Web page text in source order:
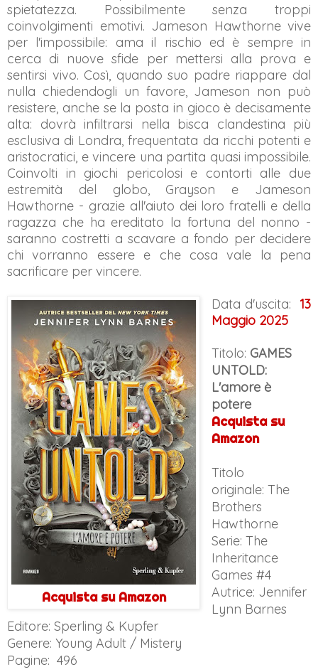
spietatezza. Possibilmente senza troppi
coinvolgimenti emotivi. Jameson Hawthorne vive
per l'impossibile: ama il rischio ed è sempre in
cerca di nuove sfide per mettersi alla prova e
sentirsi vivo. Così, quando suo padre riappare dal
nulla chiedendogli un favore, Jameson non può
resistere, anche se la posta in gioco è decisamente
alta: dovrà infiltrarsi nella bisca clandestina più
esclusiva di Londra, frequentata da ricchi potenti e
aristocratici, e vincere una partita quasi impossibile.
Coinvolti in giochi pericolosi e contorti alle due
estremità del globo, Grayson e Jameson
Hawthorne - grazie all'aiuto dei loro fratelli e della
ragazza che ha ereditato la fortuna del nonno -
saranno costretti a scavare a fondo per decidere
chi vorranno essere e che cosa vale la pena
sacrificare per vincere.
Acquista su Amazon
Data d'uscita: 13
Maggio 2025
Titolo: GAMES
UNTOLD:
L'amore è
potere
Acquista su
Amazon
Titolo
originale: The
Brothers
Hawthorne
Serie: The
Inheritance
Games #4
Autrice: Jennifer
Lynn Barnes
Editore: Sperling & Kupfer
Genere: Young Adult / Mistery
Pagine: 496